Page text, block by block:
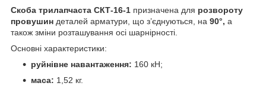
Скоба трилапчаста СКТ-16-1 призначена для розвороту
провушин деталей арматури, що з’єднуються, на 90°, а
також зміни розташування осі шарнірності.
Основні характеристики:
руйнівне навантаження: 160 кН;
маса: 1,52 кг.